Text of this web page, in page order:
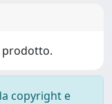
prodotto.
copyright e